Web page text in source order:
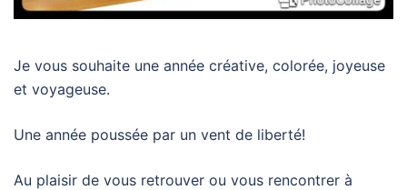
Je vous souhaite une année créative, colorée, joyeuse
et voyageuse.
Une année poussée par un vent de liberté!
Au plaisir de vous retrouver ou vous rencontrer à